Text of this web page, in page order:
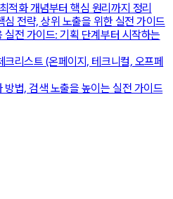
적화 개념부터 핵심 원리까지 정리
심 전략, 상위 노출을 위한 실전 가이드
실전 가이드: 기획 단계부터 시작하는
크리스트 (온페이지, 테크니컬, 오프페
방법, 검색 노출을 높이는 실전 가이드